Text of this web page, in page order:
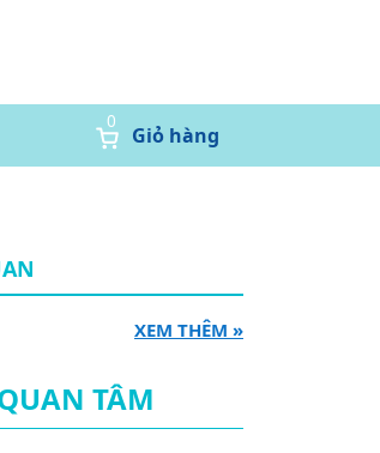
0
Giỏ hàng
XEM THÊM »
TÂM